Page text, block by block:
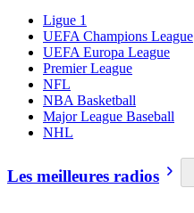
Ligue 1
UEFA Champions League
UEFA Europa League
Premier League
NFL
NBA Basketball
Major League Baseball
NHL
Les meilleures radios